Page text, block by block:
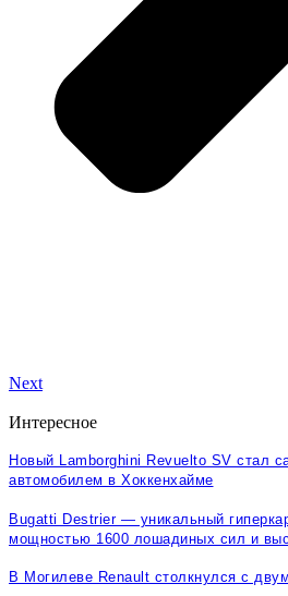
Next
Интересное
Новый Lamborghini Revuelto SV стал
автомобилем в Хоккенхайме
Bugatti Destrier — уникальный
мощностью 1600 лошадиных сил и
В Могилеве Renault столкнулся с